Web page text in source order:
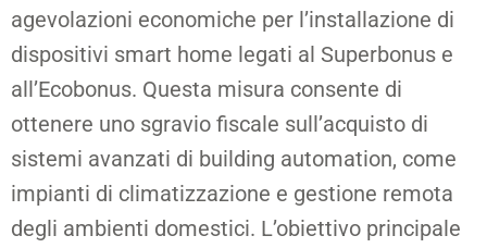
agevolazioni economiche per l’installazione di
dispositivi smart home legati al Superbonus e
all’Ecobonus. Questa misura consente di
ottenere uno sgravio fiscale sull’acquisto di
sistemi avanzati di building automation, come
impianti di climatizzazione e gestione remota
degli ambienti domestici. L’obiettivo principale